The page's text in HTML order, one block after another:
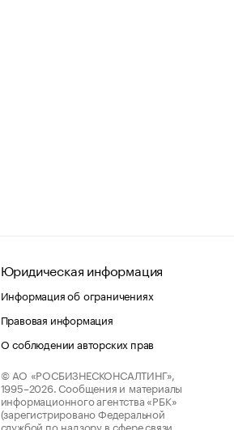
Юридическая информация
Информация об ограничениях
Правовая информация
О соблюдении авторских прав
© АО «РОСБИЗНЕСКОНСАЛТИНГ»,
1995–2026. Сообщения и материалы
информационного агентства «РБК»
(зарегистрировано Федеральной
службой по надзору в сфере связи,